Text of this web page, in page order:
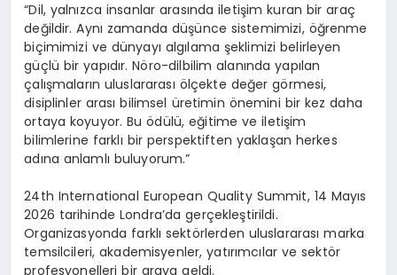
“Dil, yalnızca insanlar arasında iletişim kuran bir araç
değildir. Aynı zamanda düşünce sistemimizi, öğrenme
biçimimizi ve dünyayı algılama şeklimizi belirleyen
güçlü bir yapıdır. Nöro-dilbilim alanında yapılan
çalışmaların uluslararası ölçekte değer görmesi,
disiplinler arası bilimsel üretimin önemini bir kez daha
ortaya koyuyor. Bu ödülü, eğitime ve iletişim
bilimlerine farklı bir perspektiften yaklaşan herkes
adına anlamlı buluyorum.”
24th International European Quality Summit, 14 Mayıs
2026 tarihinde Londra’da gerçekleştirildi.
Organizasyonda farklı sektörlerden uluslararası marka
temsilcileri, akademisyenler, yatırımcılar ve sektör
profesyonelleri bir araya geldi.